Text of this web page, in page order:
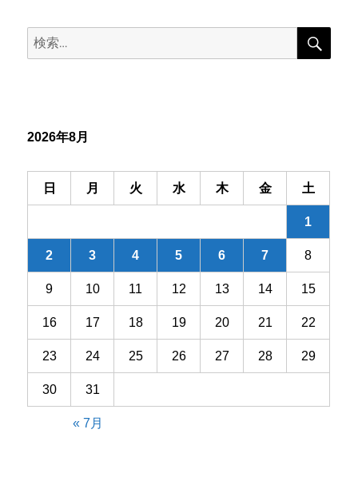
ゲ
ン
検
索:
検
2026年8月
日 月 火 水 木 金 土
1
2 3 4 5 6 7 8
9 10 11 12 13 14 15
16 17 18 19 20 21 22
23 24 25 26 27 28 29
30 31
« 7月